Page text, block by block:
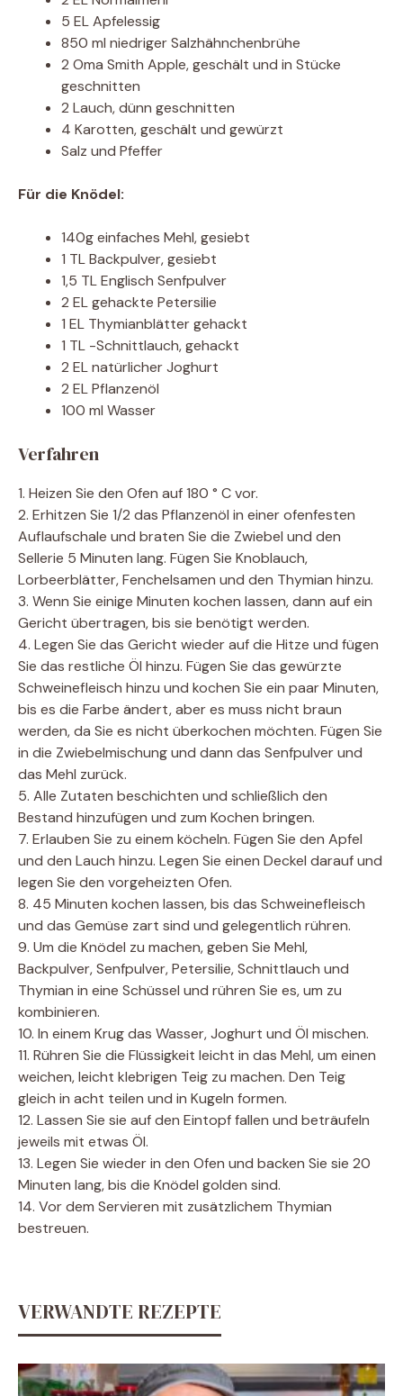
5 EL Apfelessig
850 ml niedriger Salzhähnchenbrühe
2 Oma Smith Apple, geschält und in Stücke
geschnitten
2 Lauch, dünn geschnitten
4 Karotten, geschält und gewürzt
Salz und Pfeffer
Für die Knödel:
140g einfaches Mehl, gesiebt
1 TL Backpulver, gesiebt
1,5 TL Englisch Senfpulver
2 EL gehackte Petersilie
1 EL Thymianblätter gehackt
1 TL -Schnittlauch, gehackt
2 EL natürlicher Joghurt
2 EL Pflanzenöl
100 ml Wasser
Verfahren
1. Heizen Sie den Ofen auf 180 ° C vor.
2. Erhitzen Sie 1/2 das Pflanzenöl in einer ofenfesten
Auflaufschale und braten Sie die Zwiebel und den
Sellerie 5 Minuten lang. Fügen Sie Knoblauch,
Lorbeerblätter, Fenchelsamen und den Thymian hinzu.
3. Wenn Sie einige Minuten kochen lassen, dann auf ein
Gericht übertragen, bis sie benötigt werden.
4. Legen Sie das Gericht wieder auf die Hitze und fügen
Sie das restliche Öl hinzu. Fügen Sie das gewürzte
Schweinefleisch hinzu und kochen Sie ein paar Minuten,
bis es die Farbe ändert, aber es muss nicht braun
werden, da Sie es nicht überkochen möchten. Fügen Sie
in die Zwiebelmischung und dann das Senfpulver und
das Mehl zurück.
5. Alle Zutaten beschichten und schließlich den
Bestand hinzufügen und zum Kochen bringen.
7. Erlauben Sie zu einem köcheln. Fügen Sie den Apfel
und den Lauch hinzu. Legen Sie einen Deckel darauf und
legen Sie den vorgeheizten Ofen.
8. 45 Minuten kochen lassen, bis das Schweinefleisch
und das Gemüse zart sind und gelegentlich rühren.
9. Um die Knödel zu machen, geben Sie Mehl,
Backpulver, Senfpulver, Petersilie, Schnittlauch und
Thymian in eine Schüssel und rühren Sie es, um zu
kombinieren.
10. In einem Krug das Wasser, Joghurt und Öl mischen.
11. Rühren Sie die Flüssigkeit leicht in das Mehl, um einen
weichen, leicht klebrigen Teig zu machen. Den Teig
gleich in acht teilen und in Kugeln formen.
12. Lassen Sie sie auf den Eintopf fallen und beträufeln
jeweils mit etwas Öl.
13. Legen Sie wieder in den Ofen und backen Sie sie 20
Minuten lang, bis die Knödel golden sind.
14. Vor dem Servieren mit zusätzlichem Thymian
bestreuen.
VERWANDTE REZEPTE